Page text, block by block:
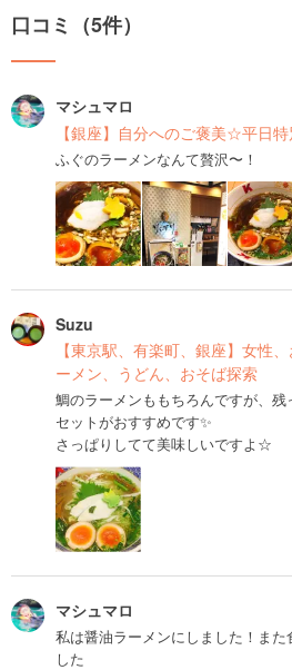
口コミ（5件）
マシュマロ
【銀座】自分へのご褒美☆平日
ふぐのラーメンなんて贅沢〜！
Suzu
【東京駅、有楽町、銀座】女性
ーメン、うどん、おそば探索
鯛のラーメンももちろんですが、
セットがおすすめです✨
さっぱりしてて美味しいですよ☆
マシュマロ
私は醤油ラーメンにしました！ま
した